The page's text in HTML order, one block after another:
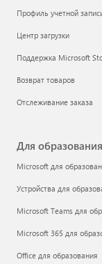
Профиль учетной
Центр загрузки
Поддержка Microsoft
Возврат товаров
Отслеживание заказа
Для образования
Microsoft для
Устройства для
Microsoft Teams для
Microsoft 365 для
Office для образования